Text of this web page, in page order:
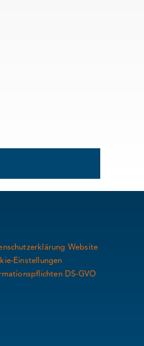
Website
Einstellungen
DS-GVO